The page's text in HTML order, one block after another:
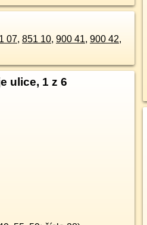
07, 851 10, 900 41, 900 42,
ulice, 1 z 6